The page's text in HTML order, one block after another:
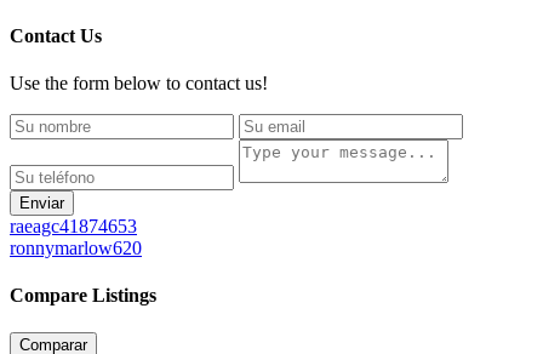
Contact Us
Use the form below to contact us!
Enviar
raeagc41874653
ronnymarlow620
Compare Listings
Comparar